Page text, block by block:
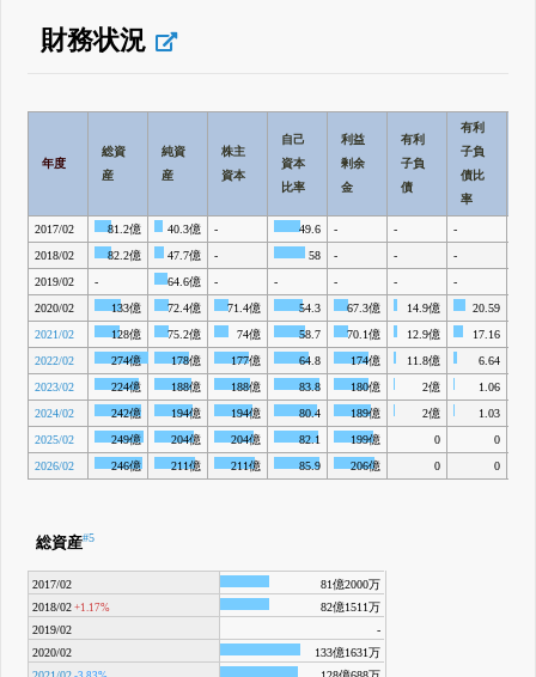
財務状況
年度
総資
産
純資
産
株主
資本
自己
資本
比率
利益
剰余
金
有利
子負
債
有利
子負
債比
率
2017/02 81.2億 40.3億 - 49.6 - - -
2018/02
82.2億 47.7億 - 58 - - -
2019/02
- 64.6億 - - - - -
2020/02
133億 72.4億 71.4億 54.3 67.3億 14.9億 20.59
2021/02
128億 75.2億 74億 58.7 70.1億 12.9億 17.16
2022/02
274億 178億 177億 64.8 174億 11.8億 6.64
2023/02
224億 188億 188億 83.8 180億 2億 1.06
2024/02
242億 194億 194億 80.4 189億 2億 1.03
2025/02
249億 204億 204億 82.1 199億 0 0
2026/02
246億 211億 211億 85.9 206億 0 0
総資産#5
2017/02
81億2000万
2018/02 +1.17%
82億1511万
2019/02
-
2020/02
133億1631万